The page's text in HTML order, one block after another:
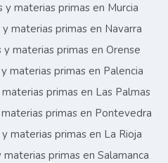
y materias primas en Murcia
materias primas en Navarra
materias primas en Orense
materias primas en Palencia
primas en Las Palmas
primas en Pontevedra
materias primas en La Rioja
primas en Salamanca